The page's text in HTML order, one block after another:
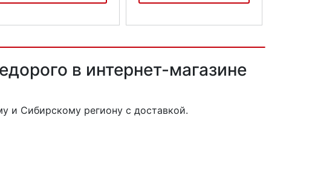
в интернет-магазине
и Сибирскому региону с доставкой.